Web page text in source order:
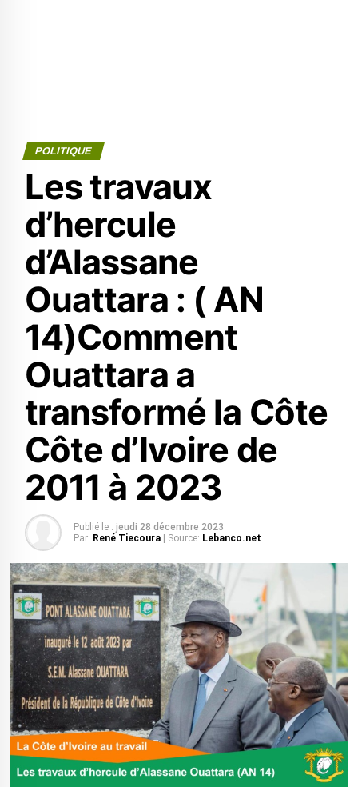
POLITIQUE
Les travaux
d’hercule
d’Alassane
Ouattara : ( AN
14)Comment
Ouattara a
transformé la Côte
Côte d’Ivoire de
2011 à 2023
Publié le : jeudi 28 décembre 2023
Par: René Tiecoura | Source: Lebanco.net